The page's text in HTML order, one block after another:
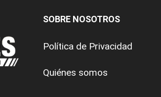
SOBRE NOSOTROS
Política de Privacidad
Quiénes somos